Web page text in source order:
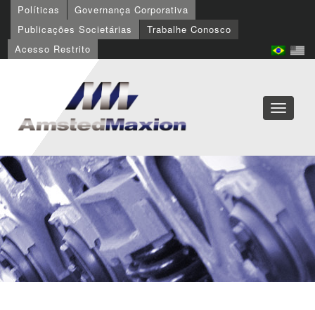
Políticas
Governança Corporativa
Publicações Societárias
Trabalhe Conosco
Acesso Restrito